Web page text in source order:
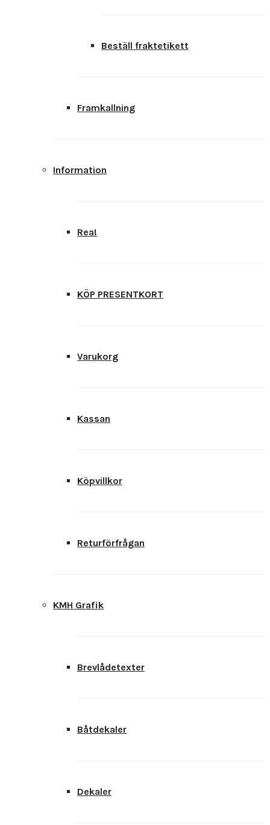
Beställ fraktetikett
Framkallning
Information
Rea!
KÖP PRESENTKORT
Varukorg
Kassan
Köpvillkor
Returförfrågan
KMH Grafik
Brevlådetexter
Båtdekaler
Dekaler